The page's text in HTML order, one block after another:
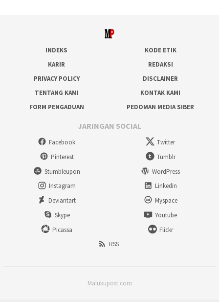
INDEKS
KODE ETIK
KARIR
REDAKSI
PRIVACY POLICY
DISCLAIMER
TENTANG KAMI
KONTAK KAMI
FORM PENGADUAN
PEDOMAN MEDIA SIBER
JARINGAN SOCIAL
Facebook
Twitter
Pinterest
Tumblr
Stumbleupon
WordPress
Instagram
Linkedin
Deviantart
Myspace
Skype
Youtube
Picassa
Flickr
RSS
Malukupost.com